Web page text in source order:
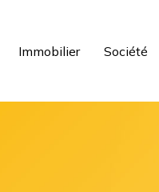
Immobilier Société